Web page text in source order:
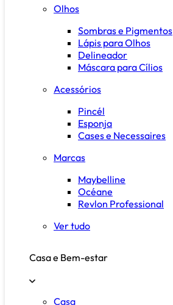
Olhos
Sombras e Pigmentos
Lápis para Olhos
Delineador
Máscara para Cílios
Acessórios
Pincél
Esponja
Cases e Necessaires
Marcas
Maybelline
Océane
Revlon Professional
Ver tudo
Casa e Bem-estar
Casa